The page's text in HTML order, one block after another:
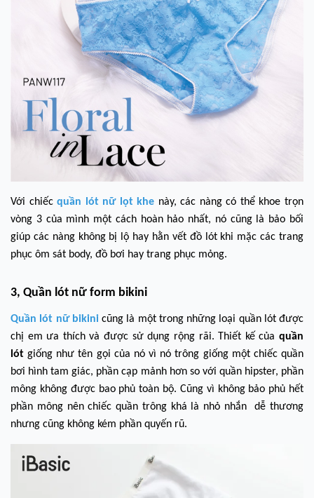
Với chiếcquần lót nữ lọt khe này, các nàng có thể khoe trọn
vòng 3 của mình một cách hoàn hảo nhất, nó cũng là bảo bối
giúp các nàng không bị lộ hay hằn vết đồ lót khi mặc các trang
phục ôm sát body, đồ bơi hay trang phục mỏng.
3, Quần lót nữ form bikini
Quần lót nữ bikinicũng là một trong những loại quần lót được
chị em ưa thích và được sử dụng rộng rãi. Thiết kế của quần
lót giống như tên gọi của nó vì nó trông giống một chiếc quần
bơi hình tam giác, phần cạp mảnh hơn so với quần hipster, phần
mông không được bao phủ toàn bộ. Cũng vì không bảo phủ hết
phần mông nên chiếc quần trông khá là nhỏ nhắn dễ thương
nhưng cũng không kém phần quyến rũ.